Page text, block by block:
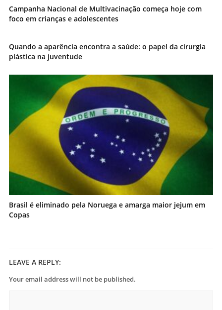
Campanha Nacional de Multivacinação começa hoje com
foco em crianças e adolescentes
Quando a aparência encontra a saúde: o papel da cirurgia
plástica na juventude
Brasil é eliminado pela Noruega e amarga maior jejum em
Copas
LEAVE A REPLY:
Your email address will not be published.